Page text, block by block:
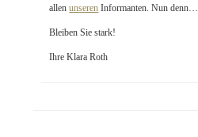
allenunseren Informanten. Nun denn…
Bleiben Sie stark!
Ihre Klara Roth